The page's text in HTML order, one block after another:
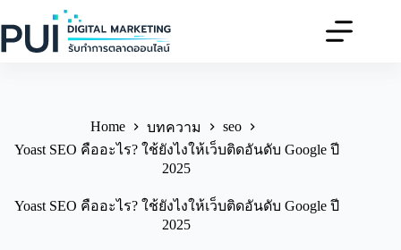
to
content
Home บทความ
seo
Yoast SEO คืออะไร? ใช้ยังไงให้เว็บติดอันดับ Google ปี
2025
Yoast SEO คืออะไร? ใช้ยังไงให้เว็บติดอันดับ Google ปี
2025